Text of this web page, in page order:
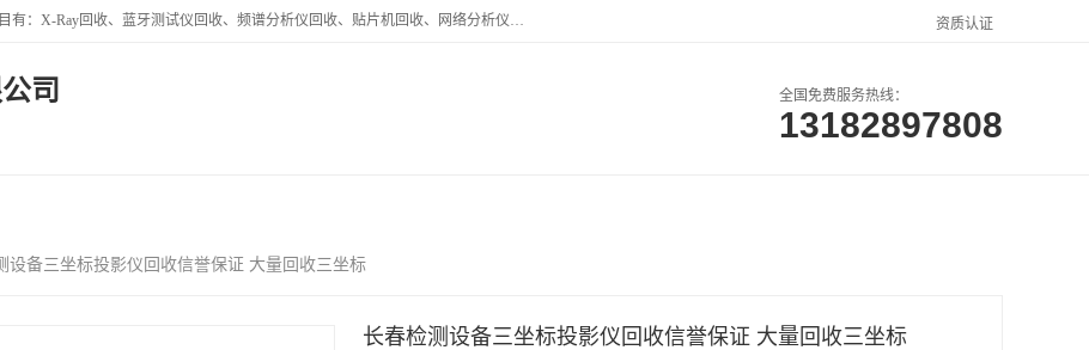
苏州讯芯微电子设备有限公司是一家做资源回收类企业，主要回收类目有：X-Ray回收、蓝牙测试仪回收、频谱分析仪回收、贴片机回收、网络分析仪回收、信号发生器回收等，从企业单位的需求出发，试通过本网络平台的建立有效整合物资市场，使可再生资源获得合理的流通和科学的再利用。 资质认证
司 全国免费服务热线：
13182897808
设备三坐标投影仪回收信誉保证 大量回收三坐标
长春检测设备三坐标投影仪回收信誉保证 大量回收三坐标